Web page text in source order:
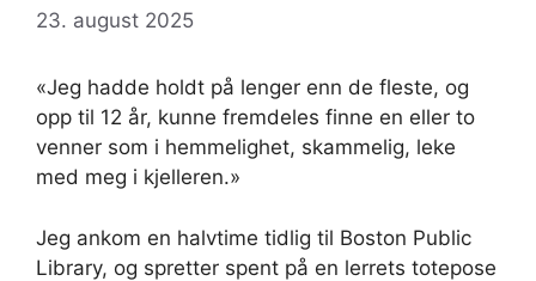
23. august 2025
«Jeg hadde holdt på lenger enn de fleste, og
opp til 12 år, kunne fremdeles finne en eller to
venner som i hemmelighet, skammelig, leke
med meg i kjelleren.»
Jeg ankom en halvtime tidlig til Boston Public
Library, og spretter spent på en lerrets totepose